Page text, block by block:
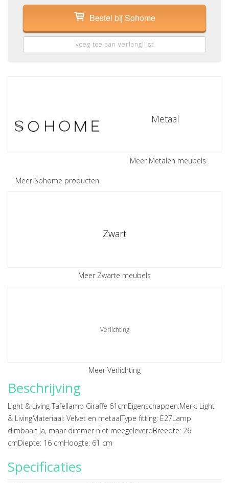
Bestel bij Sohome
voeg toe aan verlanglijst
Meer Sohome producten
Metaal
Meer Metalen meubels
Zwart
Meer Zwarte meubels
Verlichting
Meer Verlichting
Beschrijving
Light & Living Tafellamp Giraffe 61cmEigenschappen:Merk: Light
& LivingMateriaal: Velvet en metaalType fitting: E27Lamp
dimbaar: Ja, maar dimmer niet meegeleverdBreedte: 26
cmDiepte: 16 cmHoogte: 61 cm
Specificaties